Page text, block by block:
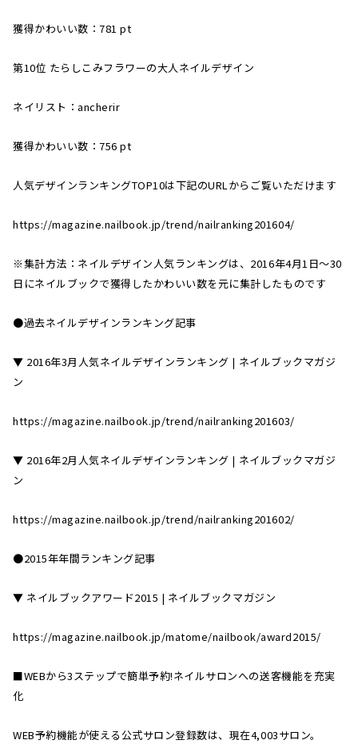
獲得かわいい数：781 pt
第10位 たらしこみフラワーの大人ネイルデザイン
ネイリスト：ancherir
獲得かわいい数：756 pt
人気デザインランキングTOP10は下記のURLからご覧いただけます
https://magazine.nailbook.jp/trend/nailranking201604/
※集計方法：ネイルデザイン人気ランキングは、2016年4月1日〜30
日にネイルブックで獲得したかわいい数を元に集計したものです
●過去ネイルデザインランキング記事
▼ 2016年3月人気ネイルデザインランキング | ネイルブックマガジ
ン
https://magazine.nailbook.jp/trend/nailranking201603/
▼ 2016年2月人気ネイルデザインランキング | ネイルブックマガジ
ン
https://magazine.nailbook.jp/trend/nailranking201602/
●2015年年間ランキング記事
▼ ネイルブックアワード2015 | ネイルブックマガジン
https://magazine.nailbook.jp/matome/nailbook/award2015/
■WEBから3ステップで簡単予約!ネイルサロンへの送客機能を充実
化
WEB予約機能が使える公式サロン登録数は、現在4,003サロン。